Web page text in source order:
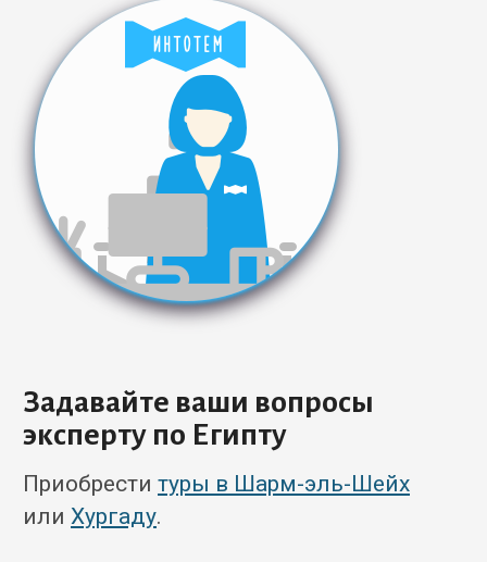
Задавайте ваши вопросы
эксперту по Египту
Приобрести туры в Шарм-эль-Шейх
или Хургаду.